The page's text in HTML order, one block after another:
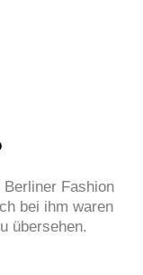
Fashion
bei ihm waren
übersehen.